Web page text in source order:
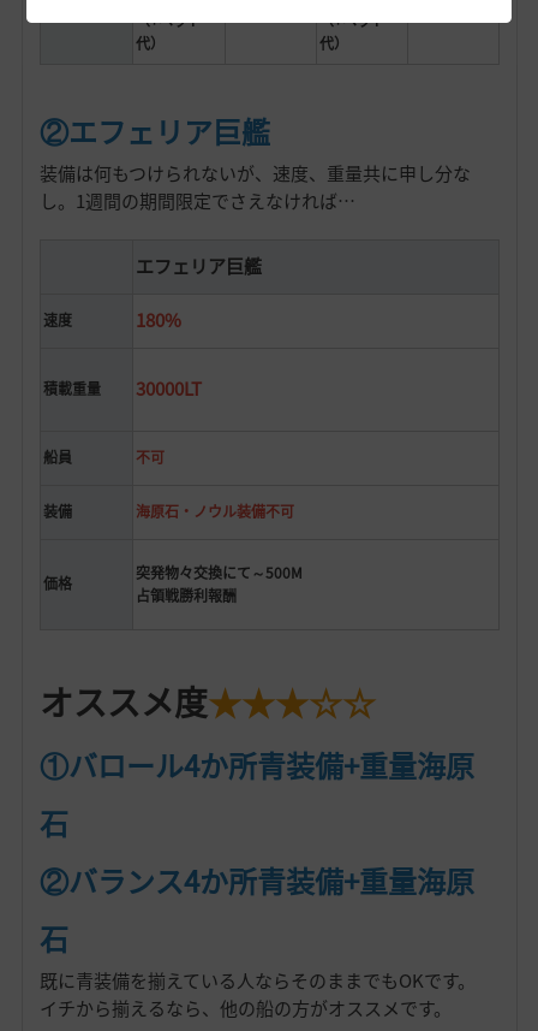
（+ペット
代）
（+ペット
代）
②エフェリア巨艦
装備は何もつけられないが、速度、重量共に申し分な
し。1週間の期間限定でさえなければ…
エフェリア巨艦
速度 180%
積載重量 30000LT
船員 不可
装備 海原石・ノウル装備不可
価格
突発物々交換にて～500M
占領戦勝利報酬
オススメ度★★★☆☆
①バロール4か所青装備+重量海原
石
②バランス4か所青装備+重量海原
石
既に青装備を揃えている人ならそのままでもOKです。
イチから揃えるなら、他の船の方がオススメです。